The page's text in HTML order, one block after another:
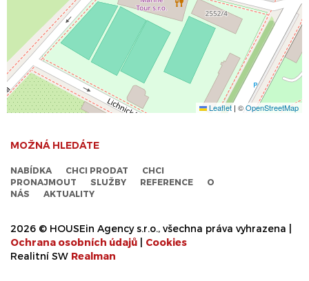
Leaflet | ©OpenStreetMap
MOŽNÁ HLEDÁTE
NABÍDKA CHCI PRODAT
CHCI
PRONAJMOUT
SLUŽBY REFERENCE
O
NÁS
AKTUALITY
2026 © HOUSEin Agency s.r.o., všechna práva vyhrazena |
Ochrana osobních údajů
Cookies
Realitní SW Realman